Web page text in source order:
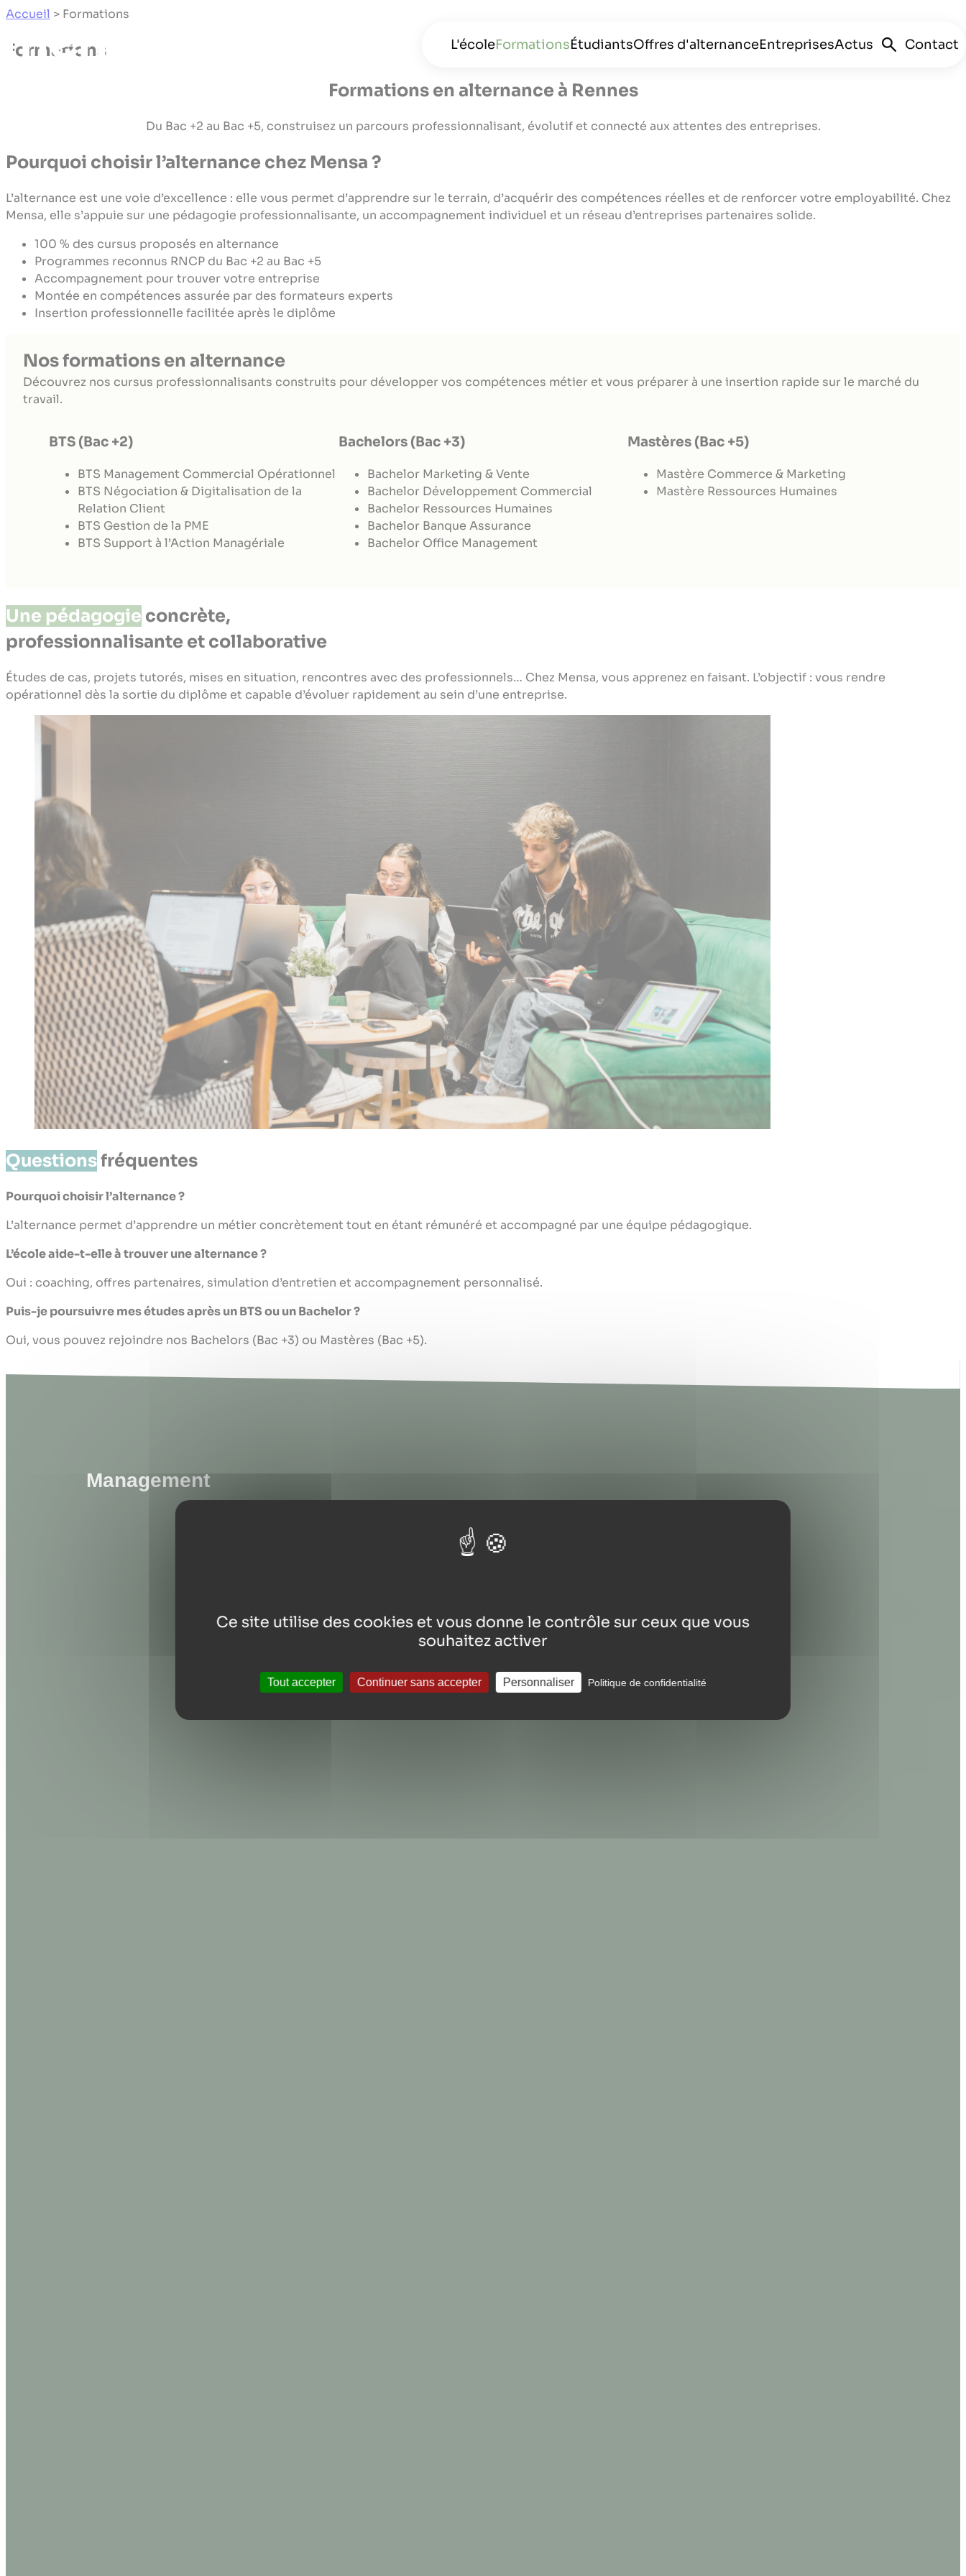
Panneau de gestion des cookies
Ce site utilise des cookies et vous donne le contrôle sur ceux que vous
souhaitez activer
Tout accepter Continuer sans accepter Personnaliser Politique de confidentialité
L'écoleFormations
BTS MCO
Bachelor Office Manager
Mastère Manager Commercial et
Marketing
Mastère Manager en Ressources
ÉtudiantsOffres d'alternanceEntreprisesActus Contact
Accueil > Formations
Formations
Formations en alternance à Rennes
Du Bac +2 au Bac +5, construisez un parcours professionnalisant, évolutif et connecté aux attentes des entreprises.
Pourquoi choisir l’alternance chez Mensa ?
L’alternance est une voie d’excellence : elle vous permet d’apprendre sur le terrain, d’acquérir des compétences réelles et de renforcer votre employabilité. Chez
Mensa, elle s’appuie sur une pédagogie professionnalisante, un accompagnement individuel et un réseau d’entreprises partenaires solide.
100 % des cursus proposés en alternance
Programmes reconnus RNCP du Bac +2 au Bac +5
Accompagnement pour trouver votre entreprise
Montée en compétences assurée par des formateurs experts
Insertion professionnelle facilitée après le diplôme
Nos formations en alternance
Découvrez nos cursus professionnalisants construits pour développer vos compétences métier et vous préparer à une insertion rapide sur le marché du
travail.
BTS (Bac +2)
BTS Management Commercial Opérationnel
BTS Négociation & Digitalisation de la
Relation Client
BTS Gestion de la PME
BTS Support à l’Action Managériale
Bachelors (Bac +3)
Bachelor Marketing & Vente
Bachelor Développement Commercial
Bachelor Ressources Humaines
Bachelor Banque Assurance
Bachelor Office Management
Mastères (Bac +5)
Mastère Commerce & Marketing
Mastère Ressources Humaines
Une pédagogie concrète,
professionnalisante et collaborative
Études de cas, projets tutorés, mises en situation, rencontres avec des professionnels… Chez Mensa, vous apprenez en faisant. L’objectif : vous rendre
opérationnel dès la sortie du diplôme et capable d’évoluer rapidement au sein d’une entreprise.
Questionsfréquentes
Pourquoi choisir l’alternance ?
L’alternance permet d’apprendre un métier concrètement tout en étant rémunéré et accompagné par une équipe pédagogique.
L’école aide-t-elle à trouver une alternance ?
Oui : coaching, offres partenaires, simulation d’entretien et accompagnement personnalisé.
Puis-je poursuivre mes études après un BTS ou un Bachelor ?
Oui, vous pouvez rejoindre nos Bachelors (Bac +3) ou Mastères (Bac +5).
Management